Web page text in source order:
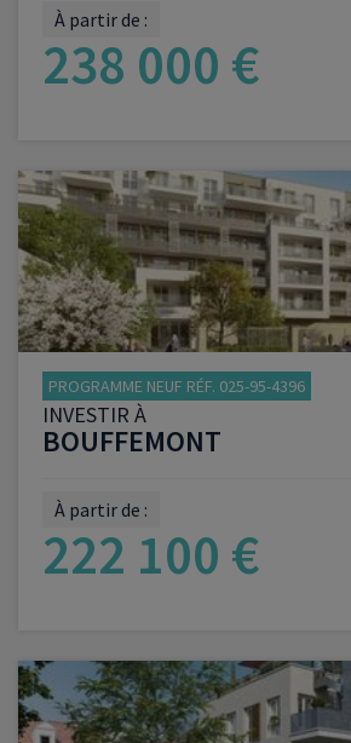
À partir de :
238 000 €
VOIR LE PROGRAMME
PROGRAMME NEUF RÉF. 025-95-4396
INVESTIR À
BOUFFEMONT
À partir de :
222 100 €
VOIR LE PROGRAMME